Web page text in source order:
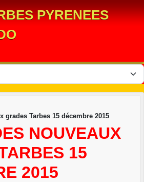
PYRENEES
grades Tarbes 15 décembre 2015
NOUVEAUX
15
2015
cookies